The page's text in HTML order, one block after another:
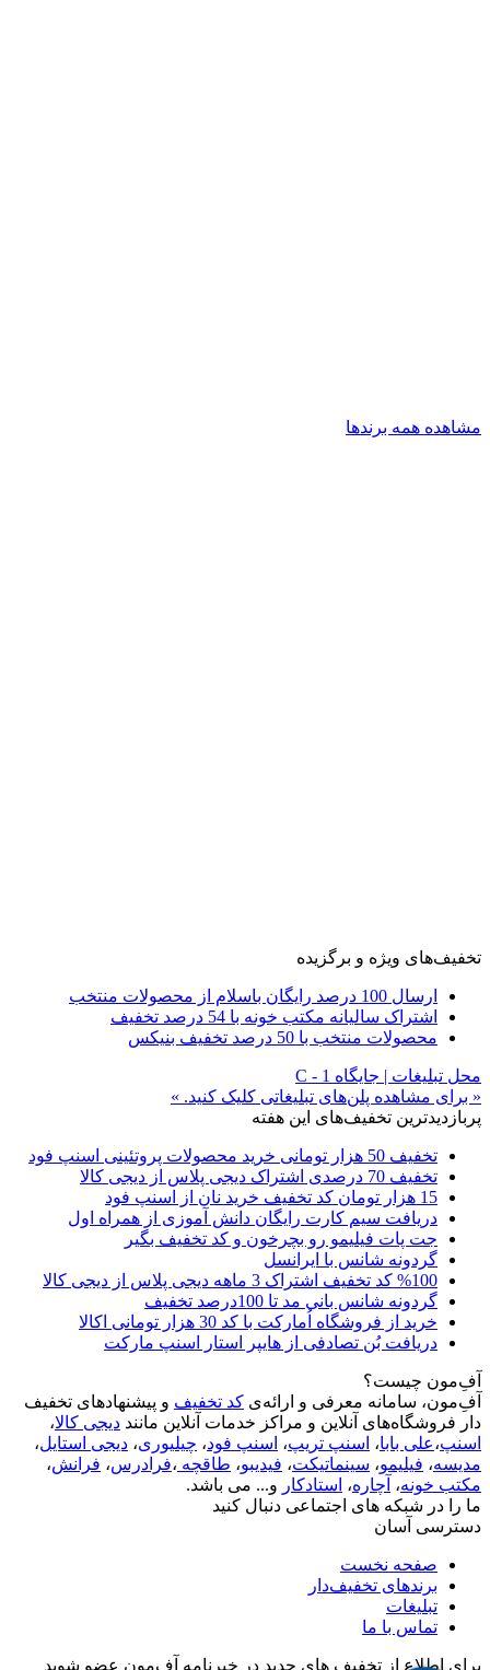
مشاهده همه برندها
تخفیف‌های ویژه و برگزیده
ارسال 100 درصد رایگان باسلام از محصولات منتخب
اشتراک سالیانه مکتب خونه با 54 درصد تخفیف
محصولات منتخب با 50 درصد تخفیف بنیکس
محل تبلیغات | جایگاه C - 1
« برای مشاهده پلن‌های تبلیغاتی کلیک کنید. »
پربازدیدترین تخفیف‌های این هفته
تخفیف 50 هزار تومانی خرید محصولات پروتئینی اسنپ فود
تخفیف 70 درصدی اشتراک دیجی پلاس از دیجی کالا
15 هزار تومان کد تخفیف خرید نان از اسنپ فود
دریافت سیم کارت رایگان دانش آموزی از همراه اول
جت پات فیلیمو رو بچرخون و کد تخفیف بگیر
گردونه شانس با ایرانسل
%100 کد تخفیف اشتراک 3 ماهه دیجی پلاس از دیجی کالا
گردونه شانس بانی مد تا 100درصد تخفیف
خرید از فروشگاه اُمارکت با کد 30 هزار تومانی اکالا
دریافت بُن تصادفی از هایپر استار اسنپ مارکت
آفِ‌مون چیست؟
آفِ‌مون، سامانه معرفی و ارائه‌ی کد تخفیف و پیشنهادهای تخفیف
دار فروشگاه‌های آنلاین و مراکز خدمات آنلاین مانند دیجی کالا،
اسنپ،علی بابا، اسنپ تریپ، اسنپ فود، چیلیوری، دیجی استایل،
مدیسه، فیلیمو، سینماتیکت، فیدیبو، طاقچه ،فرادرس، فرانش،
مکتب خونه، آچاره، استادکار و... می باشد.
ما را در شبکه های اجتماعی دنبال کنید
دسترسی آسان
صفحه نخست
برندهای تخفیف‌دار
تبلیغات
تماس با ما
برای اطلاع از تخفیف های جدید در خبرنامه آفِ‌مون عضو شوید